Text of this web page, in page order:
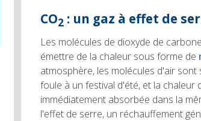
CO2 : un gaz à effet de
Les molécules de dioxyde de
émettre de la chaleur sous forme de
atmosphère, les molécules d'air
foule à un festival d'été, et la
immédiatement absorbée dans la
l'effet de serre, un réchauffement